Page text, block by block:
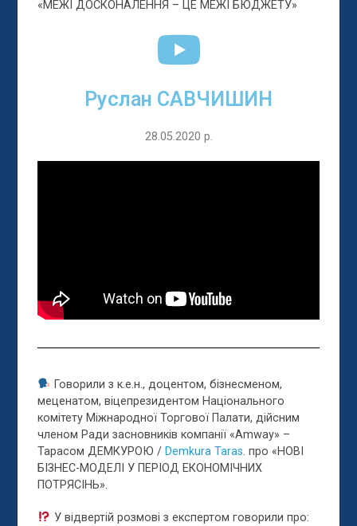
«МЕЖІ ДОСКОНАЛЕННЯ – ЦЕ МЕЖІ БЮДЖЕТУ»
Руслан САВЧИШИН
28.05.2020 р.
Говорили з к.е.н., доцентом, бізнесменом,
меценатом, віцепрезидентом Національного
комітету Міжнародної Торгової Палати, дійсним
членом Ради засновників компанії «Amway» –
Тарасом ДЕМКУРОЮ / Demkura Taras. про «НОВІ
БІЗНЕС-МОДЕЛІ У ПЕРІОД ЕКОНОМІЧНИХ
ПОТРЯСІНЬ».
У відвертій розмові з експертом говорили про: